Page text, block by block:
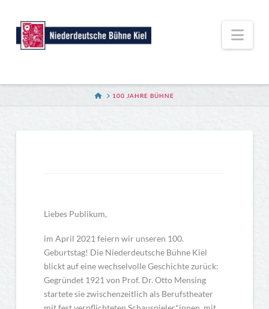
HOME100 JAHRE BÜHNE
Liebes Publikum,
im April 2021 feiern wir unseren 100.
Geburtstag! Die Niederdeutsche Bühne Kiel
blickt auf eine wechselvolle Geschichte zurück:
Gegründet 1921 von Prof. Dr. Otto Mensing
startete sie zwischenzeitlich als Berufstheater